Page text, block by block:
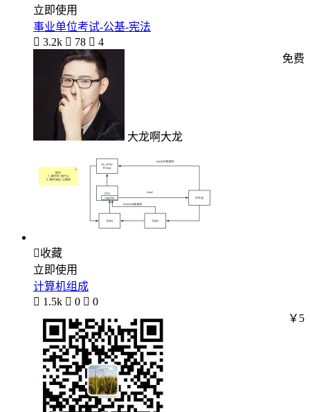
立即使用
事业单位考试-公基-宪法
 3.2k  78  4
大龙啊大龙
免费
收藏
立即使用
计算机组成
 1.5k  0  0
￥5